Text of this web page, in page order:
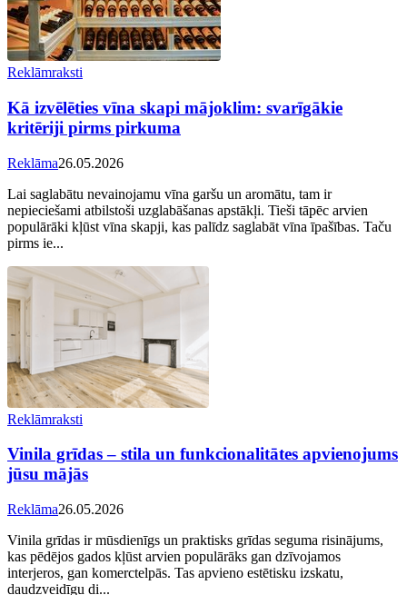
Reklāmraksti
Kā izvēlēties vīna skapi mājoklim: svarīgākie
kritēriji pirms pirkuma
Reklāma26.05.2026
Lai saglabātu nevainojamu vīna garšu un aromātu, tam ir
nepieciešami atbilstoši uzglabāšanas apstākļi. Tieši tāpēc arvien
populārāki kļūst vīna skapji, kas palīdz saglabāt vīna īpašības. Taču
pirms ie...
Reklāmraksti
Vinila grīdas – stila un funkcionalitātes apvienojums
jūsu mājās
Reklāma26.05.2026
Vinila grīdas ir mūsdienīgs un praktisks grīdas seguma risinājums,
kas pēdējos gados kļūst arvien populārāks gan dzīvojamos
interjeros, gan komerctelpās. Tas apvieno estētisku izskatu,
daudzveidīgu di...